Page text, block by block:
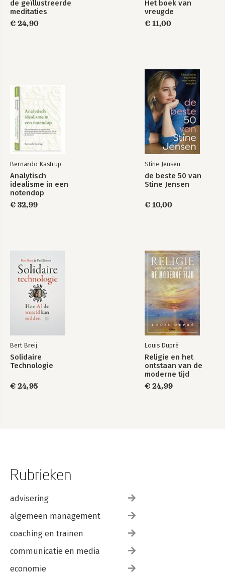
de geïllustreerde
meditaties
€ 24,90
Het boek van
vreugde
€ 11,00
Bernardo Kastrup
Analytisch
idealisme in een
notendop
€ 32,99
Stine Jensen
de beste 50 van
Stine Jensen
€ 10,00
Bert Breij
Solidaire
Technologie
€ 24,95
Louis Dupré
Religie en het
ontstaan van de
moderne tijd
€ 24,99
Rubrieken
advisering
algemeen management
coaching en trainen
communicatie en media
economie